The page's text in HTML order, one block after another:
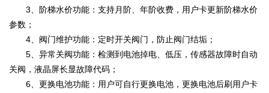
3、阶梯水价功能：支持月阶、年阶收费，用户卡更新阶梯水价
参数；
4、阀门维护功能：定时开关阀门，防止阀门结垢；
5、异常关阀功能：检测到电池掉电、低压，传感器故障时自动
关阀，液晶屏长显故障代码；
6、更换电池功能：用户可自行更换电池，更换电池后刷用户卡